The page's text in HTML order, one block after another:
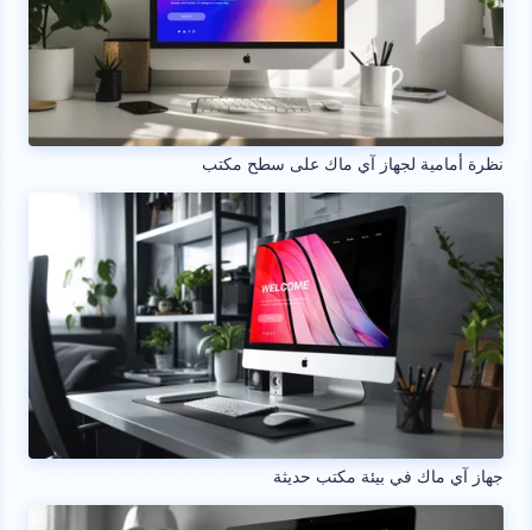
نظرة أمامية لجهاز آي ماك على سطح مكتب
جهاز آي ماك في بيئة مكتب حديثة